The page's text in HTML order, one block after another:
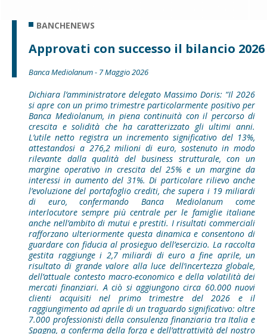
BANCHENEWS
Approvati con successo il bilancio 2026
Banca Mediolanum - 7 Maggio 2026
Dichiara l’amministratore delegato Massimo Doris: “Il 2026
si apre con un primo trimestre particolarmente positivo per
Banca Mediolanum, in piena continuità con il percorso di
crescita e solidità che ha caratterizzato gli ultimi anni.
L’utile netto registra un incremento significativo del 13%,
attestandosi a 276,2 milioni di euro, sostenuto in modo
rilevante dalla qualità del business strutturale, con un
margine operativo in crescita del 25% e un margine da
interessi in aumento del 31%. Di particolare rilievo anche
l’evoluzione del portafoglio crediti, che supera i 19 miliardi
di euro, confermando Banca Mediolanum come
interlocutore sempre più centrale per le famiglie italiane
anche nell’ambito di mutui e prestiti. I risultati commerciali
rafforzano ulteriormente questa dinamica e consentono di
guardare con fiducia al prosieguo dell’esercizio. La raccolta
gestita raggiunge i 2,7 miliardi di euro a fine aprile, un
risultato di grande valore alla luce dell’incertezza globale,
dell’attuale contesto macro-economico e della volatilità dei
mercati finanziari. A ciò si aggiungono circa 60.000 nuovi
clienti acquisiti nel primo trimestre del 2026 e il
raggiungimento ad aprile di un traguardo significativo: oltre
7.000 professionisti della consulenza finanziaria tra Italia e
Spagna, a conferma della forza e dell’attrattività del nostro